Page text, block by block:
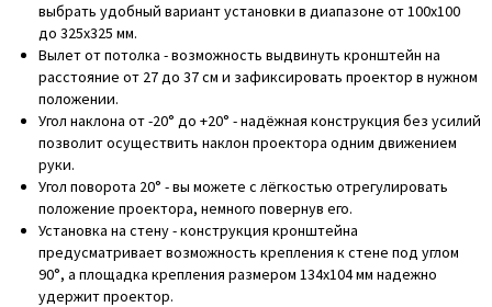
выбрать удобный вариант установки в диапазоне от 100х100
до 325х325 мм.
Вылет от потолка - возможность выдвинуть кронштейн на
расстояние от 27 до 37 см и зафиксировать проектор в нужном
положении.
Угол наклона от -20° до +20° - надёжная конструкция без усилий
позволит осуществить наклон проектора одним движением
руки.
Угол поворота 20° - вы можете с лёгкостью отрегулировать
положение проектора, немного повернув его.
Установка на стену - конструкция кронштейна
предусматривает возможность крепления к стене под углом
90°, а площадка крепления размером 134х104 мм надежно
удержит проектор.